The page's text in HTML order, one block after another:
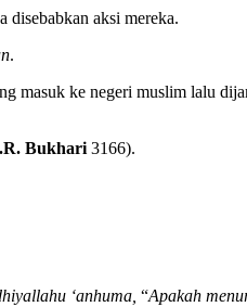
disebabkan aksi mereka.
.
masuk ke negeri muslim lalu
Bukhari3166).
‘anhuma, “Apakah